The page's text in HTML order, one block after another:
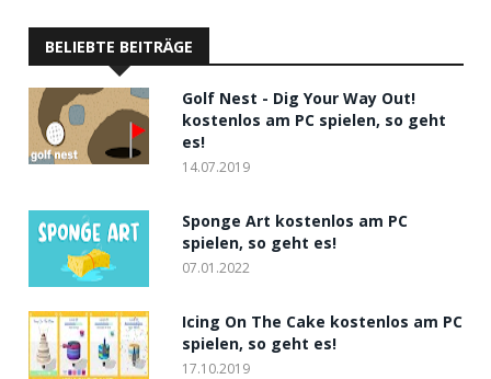
BELIEBTE BEITRÄGE
Golf Nest - Dig Your Way Out!
kostenlos am PC spielen, so geht
es!
14.07.2019
Sponge Art kostenlos am PC
spielen, so geht es!
07.01.2022
Icing On The Cake kostenlos am PC
spielen, so geht es!
17.10.2019